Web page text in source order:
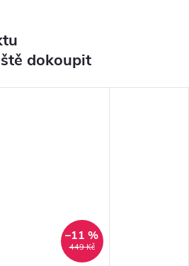
dokoupit
449 Kč
–11 %